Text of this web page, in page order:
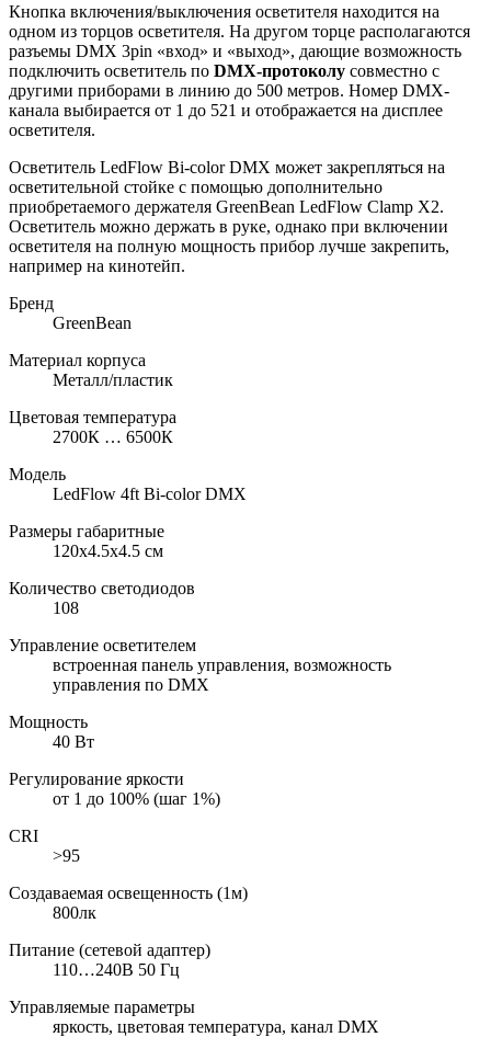
Кнопка включения/выключения осветителя находится на
одном из торцов осветителя. На другом торце располагаются
разъемы DMX 3pin «вход» и «выход», дающие возможность
подключить осветитель по DMX-протоколу совместно с
другими приборами в линию до 500 метров. Номер DMX-
канала выбирается от 1 до 521 и отображается на дисплее
осветителя.
Осветитель LedFlow Bi-color DMX может закрепляться на
осветительной стойке с помощью дополнительно
приобретаемого держателя GreenBean LedFlow Clamp X2.
Осветитель можно держать в руке, однако при включении
осветителя на полную мощность прибор лучше закрепить,
например на кинотейп.
Бренд
GreenBean
Материал корпуса
Металл/пластик
Цветовая температура
2700К … 6500К
Модель
LedFlow 4ft Bi-color DMX
Размеры габаритные
120х4.5х4.5 см
Количество светодиодов
108
Управление осветителем
встроенная панель управления, возможность
управления по DMX
Мощность
40 Вт
Регулирование яркости
от 1 до 100% (шаг 1%)
CRI
>95
Создаваемая освещенность (1м)
800лк
Питание (сетевой адаптер)
110…240В 50 Гц
Управляемые параметры
яркость, цветовая температура, канал DMX